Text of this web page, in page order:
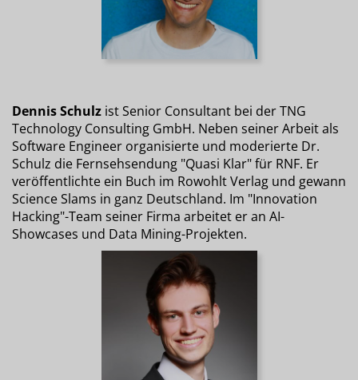
Dennis Schulz ist Senior Consultant bei der TNG
Technology Consulting GmbH. Neben seiner Arbeit als
Software Engineer organisierte und moderierte Dr.
Schulz die Fernsehsendung "Quasi Klar" für RNF. Er
veröffentlichte ein Buch im Rowohlt Verlag und gewann
Science Slams in ganz Deutschland. Im "Innovation
Hacking"-Team seiner Firma arbeitet er an AI-
Showcases und Data Mining-Projekten.